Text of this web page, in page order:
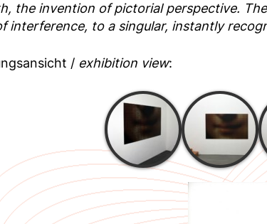
the invention of pictorial perspective.
interference, to a singular, instantly
/ exhibition view: